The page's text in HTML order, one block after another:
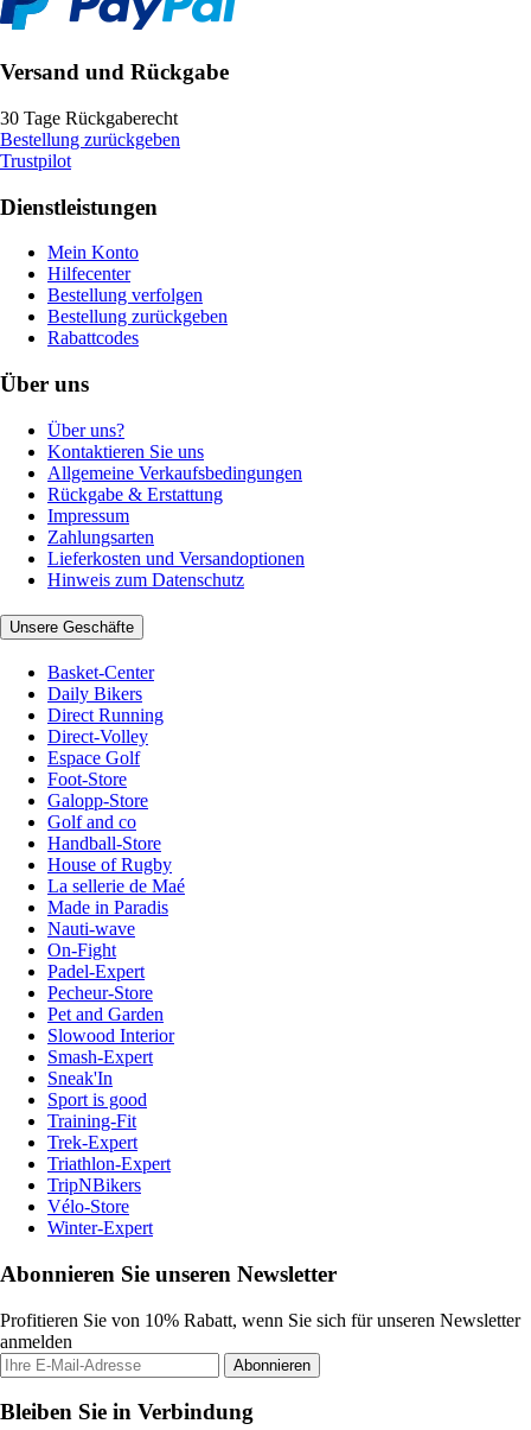
Versand und Rückgabe
30 Tage Rückgaberecht
Bestellung zurückgeben
Trustpilot
Dienstleistungen
Mein Konto
Hilfecenter
Bestellung verfolgen
Bestellung zurückgeben
Rabattcodes
Über uns
Über uns?
Kontaktieren Sie uns
Allgemeine Verkaufsbedingungen
Rückgabe & Erstattung
Impressum
Zahlungsarten
Lieferkosten und Versandoptionen
Hinweis zum Datenschutz
Unsere Geschäfte
Basket-Center
Daily Bikers
Direct Running
Direct-Volley
Espace Golf
Foot-Store
Galopp-Store
Golf and co
Handball-Store
House of Rugby
La sellerie de Maé
Made in Paradis
Nauti-wave
On-Fight
Padel-Expert
Pecheur-Store
Pet and Garden
Slowood Interior
Smash-Expert
Sneak'In
Sport is good
Training-Fit
Trek-Expert
Triathlon-Expert
TripNBikers
Vélo-Store
Winter-Expert
Abonnieren Sie unseren Newsletter
Profitieren Sie von 10% Rabatt, wenn Sie sich für unseren Newsletter
anmelden
Abonnieren
Bleiben Sie in Verbindung